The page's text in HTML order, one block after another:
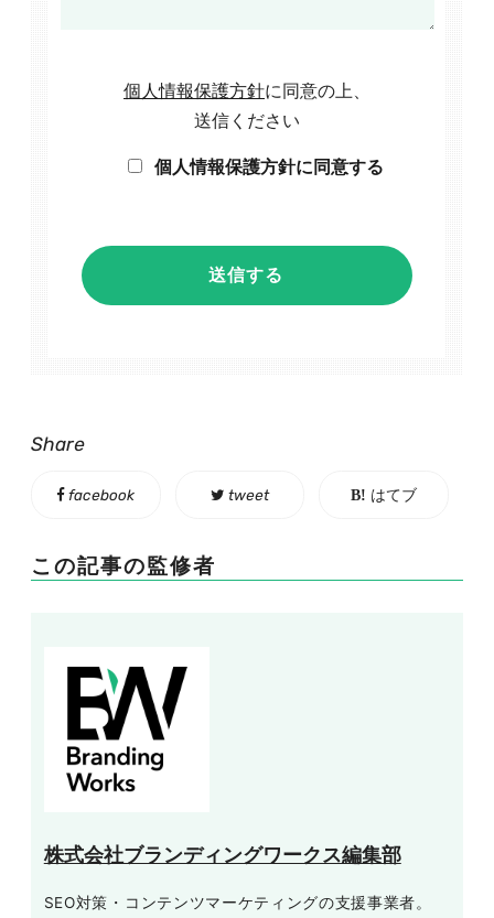
個人情報保護方針に同意の上、
送信ください
個人情報保護方針に同意する
Share
facebook tweet はてブ
この記事の監修者
株式会社ブランディングワークス編集部
SEO対策・コンテンツマーケティングの支援事業者。